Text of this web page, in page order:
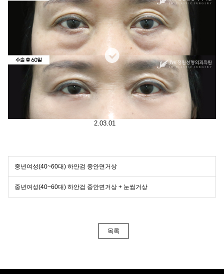
2.03.01
중년여성(40~60대) 하안검 중안면거상
중년여성(40~60대) 하안검 중안면거상 + 눈썹거상
목록